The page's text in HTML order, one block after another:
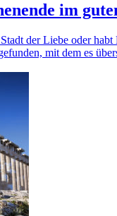
im
der Liebe oder
mit dem es